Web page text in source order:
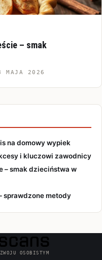
– smak
MAJA 2026
na domowy wypiek
i kluczowi zawodnicy
– smak dzieciństwa w
sprawdzone metody
OSOBISTYM